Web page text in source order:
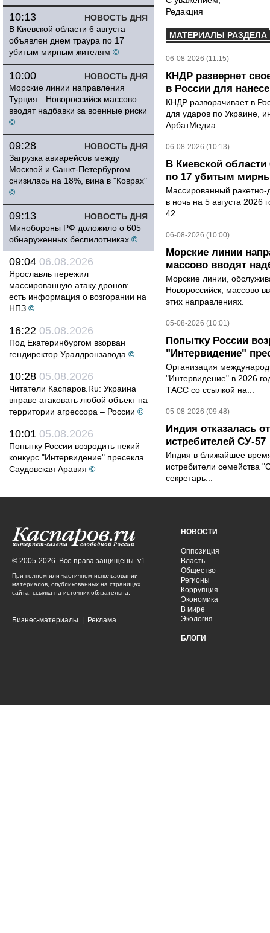
НОВОСТЬ ДНЯ
10:13
В Киевской области 6 августа
объявлен днем траура по 17
убитым мирным жителям ©
НОВОСТЬ ДНЯ
10:00
Морские линии направления
Турция—Новороссийск массово
вводят надбавки за военные риски
©
НОВОСТЬ ДНЯ
09:28
Загрузка авиарейсов между
Москвой и Санкт-Петербургом
снизилась на 18%, вина в "Коврах"
©
НОВОСТЬ ДНЯ
09:13
Минобороны РФ доложило о 605
обнаруженных беспилотниках ©
09:04 06.08.2026
Ярославль пережил
массированную атаку дронов:
есть информация о возгорании на
НПЗ ©
16:22 05.08.2026
Под Екатеринбургом взорван
гендиректор Уралдронзавода ©
10:28 05.08.2026
Читатели Каспаров.Ru: Украина
вправе атаковать любой объект на
территории агрессора – России ©
10:01 05.08.2026
Попытку России возродить некий
конкурс "Интервидение" пресекла
Саудовская Аравия ©
Редакция
МАТЕРИАЛЫ РАЗДЕЛА
06-08-2026 (11:15)
КНДР развернет
в России для
КНДР разворачивает в
для ударов по Украине,
АрбатМедиа.
06-08-2026 (10:13)
В Киевской
по 17 убитым
Массированный ракетно-
в ночь на 5 августа 2026
42.
06-08-2026 (10:00)
Морские линии
массово вводят
Морские линии,
Новороссийск, массово
этих направлениях.
05-08-2026 (10:01)
Попытку России
"Интервидение"
Организация
"Интервидение" в 2026
ТАСС со ссылкой на...
05-08-2026 (09:48)
Индия отказалась
истребителей СУ-57
Индия в ближайшее
истребители семейства
секретарь...
© 2005-2026. Все права защищены. v1
При полном или частичном использовании
материалов, опубликованных на страницах
сайта, ссылка на источник обязательна.
Бизнес-материалы Реклама
НОВОСТИ
Оппозиция
Власть
Общество
Регионы
Коррупция
Экономика
В мире
Экология
БЛОГИ